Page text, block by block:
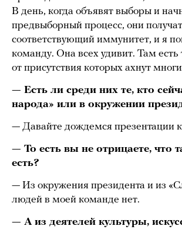
В день, когда объявят выборы и
предвыборный процесс, они получат
соответствующий иммунитет, и я
команду. Она всех удивит. Там есть
от присутствия которых ахнут
— Есть ли среди них те, кто
народа» или в окружении
— Давайте дождемся презентации
— То есть вы не отрицаете, что
есть?
— Из окружения президента и из
людей в моей команде нет.
— А из деятелей культуры,